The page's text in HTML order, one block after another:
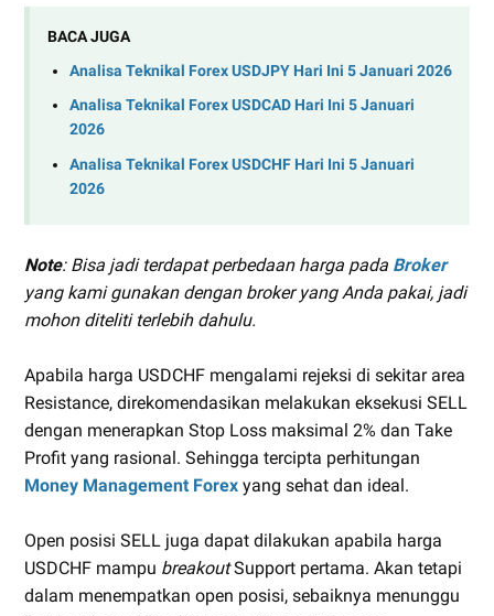
BACA JUGA
Analisa Teknikal Forex USDJPY Hari Ini 5 Januari 2026
Analisa Teknikal Forex USDCAD Hari Ini 5 Januari
2026
Analisa Teknikal Forex USDCHF Hari Ini 5 Januari
2026
Note: Bisa jadi terdapat perbedaan harga pada Broker
yang kami gunakan dengan broker yang Anda pakai, jadi
mohon diteliti terlebih dahulu.
Apabila harga USDCHF mengalami rejeksi di sekitar area
Resistance, direkomendasikan melakukan eksekusi SELL
dengan menerapkan Stop Loss maksimal 2% dan Take
Profit yang rasional. Sehingga tercipta perhitungan
Money Management Forex yang sehat dan ideal.
Open posisi SELL juga dapat dilakukan apabila harga
USDCHF mampu breakoutSupport pertama. Akan tetapi
dalam menempatkan open posisi, sebaiknya menunggu